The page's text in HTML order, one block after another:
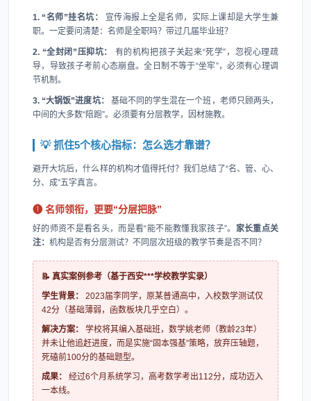
1. “名师”挂名坑：
宣传海报上全是名师，实际上课却是大学生兼
职。一定要问清楚：名师是全职吗？带过几届毕业班？
2. “全封闭”压抑坑：
有的机构把孩子关起来“死学”，忽视心理疏
导，导致孩子考前心态崩盘。全日制不等于“坐牢”，必须有心理调
节机制。
3. “大锅饭”进度坑：
基础不同的学生混在一个班，老师只顾两头，
中间的大多数“陪跑”。必须要有分层教学，因材施教。
💡 抓住5个核心指标：怎么选才靠谱？
避开大坑后，什么样的机构才值得托付？我们总结了“名、管、心、
分、成”五字真言。
❶ 名师领衔，更要“分层把脉”
好的师资不是看名头，而是看“能不能教懂我家孩子”。 家长重点关
注： 机构是否有分层测试？不同层次班级的教学节奏是否不同？
📝 真实案例参考（基于西安***学校教学实录）
学生背景：
2023届李同学，原某普通高中，入校数学测试仅
42分（基础薄弱，函数板块几乎空白）。
解决方案：
学校将其编入基础班，数学姚老师（教龄23年）
并未让他追赶进度，而是实施“固本强基”策略，放弃压轴题，
死磕前100分的基础题型。
成果：
经过6个月系统学习，高考数学考出112分，成功迈入
一本线。